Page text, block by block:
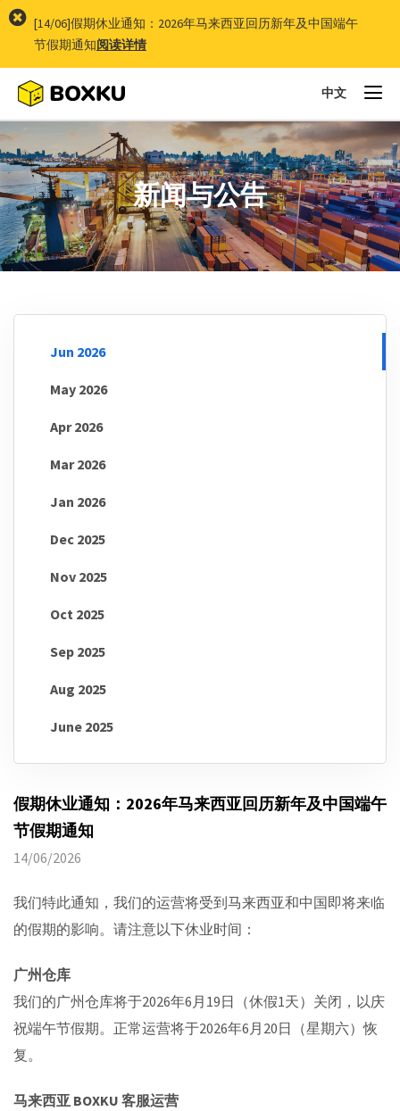
[14/06]假期休业通知：2026年马来西亚回历新年及中国端午
节假期通知阅读详情
中文
新闻与公告
Jun 2026
May 2026
Apr 2026
Mar 2026
Jan 2026
Dec 2025
Nov 2025
Oct 2025
Sep 2025
Aug 2025
June 2025
假期休业通知：2026年马来西亚回历新年及中国端午
节假期通知
14/06/2026
我们特此通知，我们的运营将受到马来西亚和中国即将来临
的假期的影响。请注意以下休业时间：
广州仓库
我们的广州仓库将于2026年6月19日（休假1天）关闭，以庆
祝端午节假期。正常运营将于2026年6月20日（星期六）恢
复。
马来西亚 BOXKU 客服运营